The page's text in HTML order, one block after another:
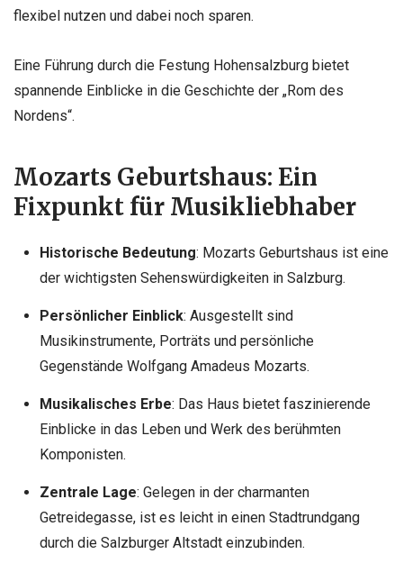
flexibel nutzen und dabei noch sparen.
Eine Führung durch die Festung Hohensalzburg bietet
spannende Einblicke in die Geschichte der „Rom des
Nordens“.
Mozarts Geburtshaus: Ein
Fixpunkt für Musikliebhaber
Historische Bedeutung: Mozarts Geburtshaus ist eine
der wichtigsten Sehenswürdigkeiten in Salzburg.
Persönlicher Einblick: Ausgestellt sind
Musikinstrumente, Porträts und persönliche
Gegenstände Wolfgang Amadeus Mozarts.
Musikalisches Erbe: Das Haus bietet faszinierende
Einblicke in das Leben und Werk des berühmten
Komponisten.
Zentrale Lage: Gelegen in der charmanten
Getreidegasse, ist es leicht in einen Stadtrundgang
durch die Salzburger Altstadt einzubinden.